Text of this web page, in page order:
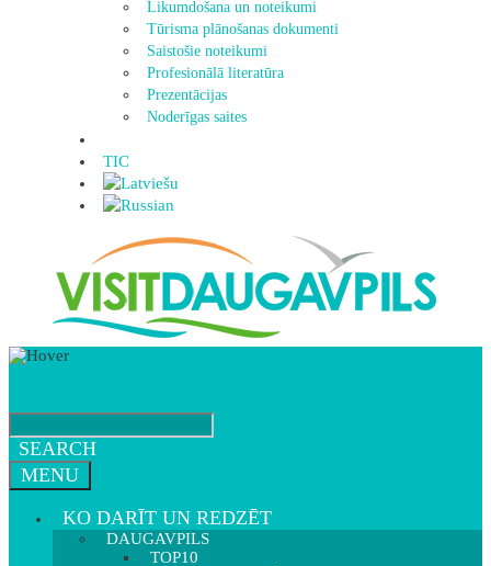
Likumdošana un noteikumi
Tūrisma plānošanas dokumenti
Saistošie noteikumi
Profesionālā literatūra
Prezentācijas
Noderīgas saites
TIC
SEARCH
MENU
KO DARĪT UN REDZĒT
DAUGAVPILS
TOP10